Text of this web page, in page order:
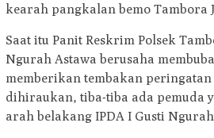
kearah pangkalan bemo Tambora
Saat itu Panit Reskrim Polsek
Ngurah Astawa berusaha
memberikan tembakan
dihiraukan, tiba-tiba ada pemuda
arah belakang IPDA I Gusti